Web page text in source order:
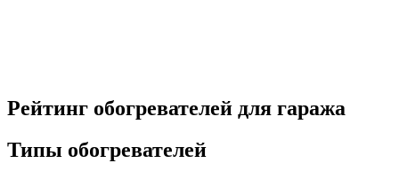
Рейтинг обогревателей для гаража
Типы обогревателей